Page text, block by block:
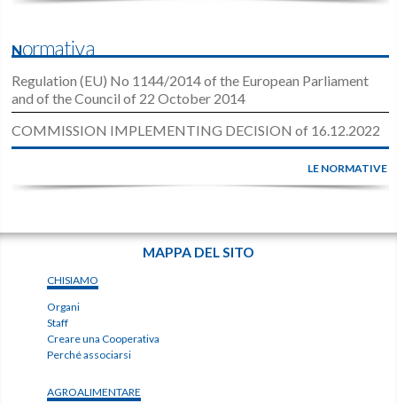
Normativa
Regulation (EU) No 1144/2014 of the European Parliament
and of the Council of 22 October 2014
COMMISSION IMPLEMENTING DECISION of 16.12.2022
LE NORMATIVE
MAPPA DEL SITO
CHISIAMO
Organi
Staff
Creare una Cooperativa
Perché associarsi
AGROALIMENTARE